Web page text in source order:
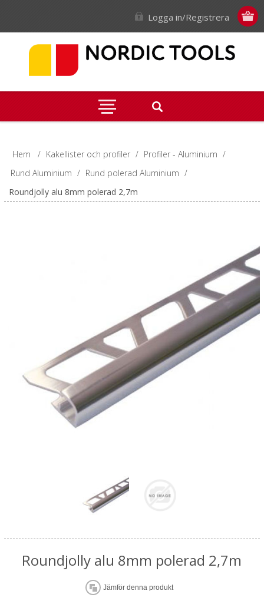
Logga in/Registrera
Hem / Kakellister och profiler / Profiler - Aluminium /
Rund Aluminium / Rund polerad Aluminium /
Roundjolly alu 8mm polerad 2,7m
Roundjolly alu 8mm polerad 2,7m
Jämför denna produkt